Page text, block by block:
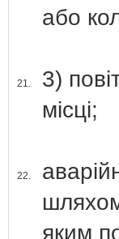
або
21.
3)
місці;
22.
яким